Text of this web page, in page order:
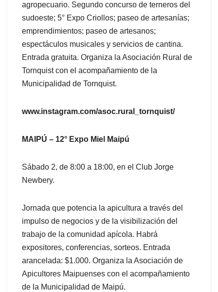
agropecuario. Segundo concurso de terneros del
sudoeste; 5° Expo Criollos; paseo de artesanías;
emprendimientos; paseo de artesanos;
espectáculos musicales y servicios de cantina.
Entrada gratuita. Organiza la Asociación Rural de
Tornquist con el acompañamiento de la
Municipalidad de Tornquist.
www.instagram.com/asoc.rural_tornquist/
MAIPÚ – 12° Expo Miel Maipú
Sábado 2, de 8:00 a 18:00, en el Club Jorge
Newbery.
Jornada que potencia la apicultura a través del
impulso de negocios y de la visibilización del
trabajo de la comunidad apícola. Habrá
expositores, conferencias, sorteos. Entrada
arancelada: $1.000. Organiza la Asociación de
Apicultores Maipuenses con el acompañamiento
de la Municipalidad de Maipú.